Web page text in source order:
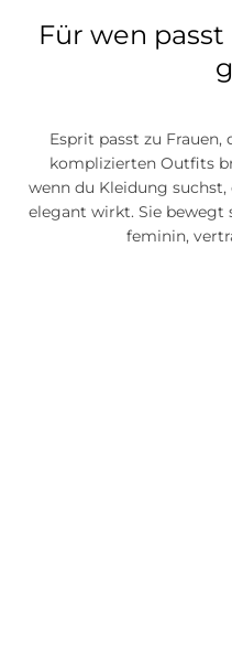
Für wen
Esprit passt zu Frauen,
komplizierten Outfits
wenn du Kleidung
elegant wirkt. Sie bewegt
feminin,